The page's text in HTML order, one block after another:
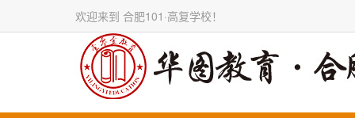
欢迎来到 合肥101·高复学校！